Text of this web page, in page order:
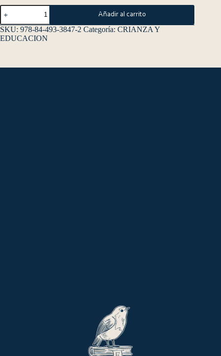
Añadir al carrito
SKU: 978-84-493-3847-2 Categoría: CRIANZA Y
EDUCACION